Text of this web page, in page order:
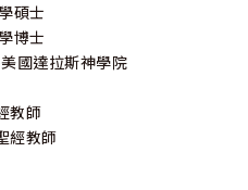
碩士
博士
達拉斯神學院
教師
教師